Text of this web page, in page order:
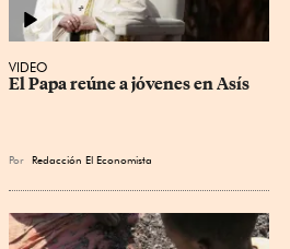
VIDEO
El Papa reúne a jóvenes en Asís
Por Redacción El Economista